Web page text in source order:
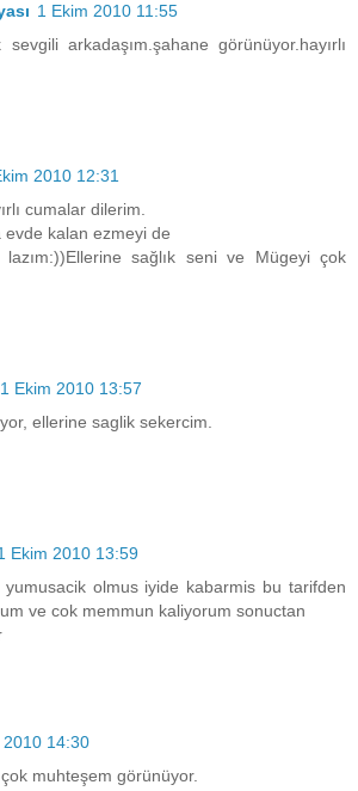
1 Ekim 2010 11:55
sevgili arkadaşım.şahane görünüyor.hayırlı
2010 12:31
cumalar dilerim.
evde kalan ezmeyi de
lazım:))Ellerine sağlık seni ve Mügeyi çok
1 Ekim 2010 13:57
ellerine saglik sekercim.
Ekim 2010 13:59
yumusacik olmus iyide kabarmis bu tarifden
ve cok memmun kaliyorum sonuctan
2010 14:30
muhteşem görünüyor.